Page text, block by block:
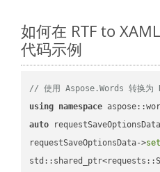
如何在 RTF to
代码示例
// 使用 Aspose.Words 转换为
using namespace
auto
requestSaveOptionsData->